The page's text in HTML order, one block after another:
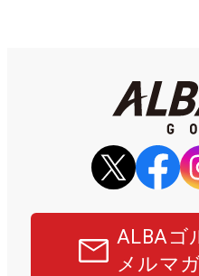
ALBAゴ
メルマ